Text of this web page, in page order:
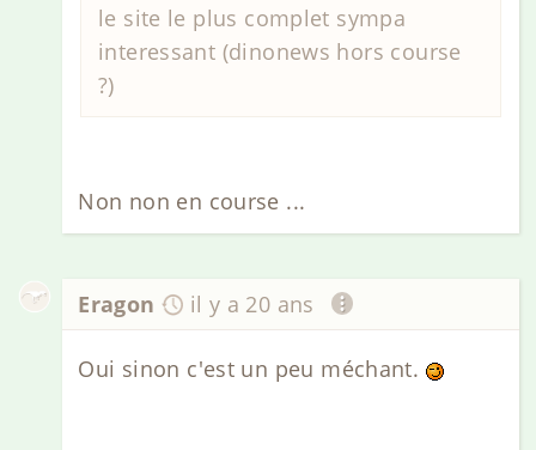
le site le plus complet sympa
interessant (dinonews hors course
?)
Non non en course ...
Eragon il y a 20 ans
Oui sinon c'est un peu méchant.